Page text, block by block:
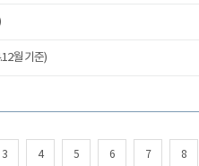
월 기준)
3 4 5 6 7 8